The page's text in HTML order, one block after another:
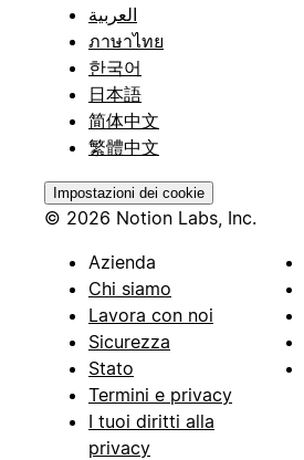
العربية
ภาษาไทย
한국어
日本語
简体中文
繁體中文
Impostazioni dei cookie
© 2026 Notion Labs, Inc.
Azienda
Chi siamo
Lavora con noi
Sicurezza
Stato
Termini e privacy
I tuoi diritti alla
privacy